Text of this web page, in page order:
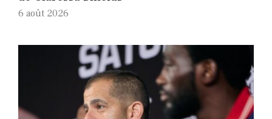
6 août 2026